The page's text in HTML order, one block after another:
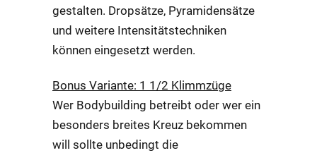
gestalten. Dropsätze, Pyramidensätze
und weitere Intensitätstechniken
können eingesetzt werden.
Bonus Variante: 1 1/2 Klimmzüge
Wer Bodybuilding betreibt oder wer ein
besonders breites Kreuz bekommen
will sollte unbedingt die